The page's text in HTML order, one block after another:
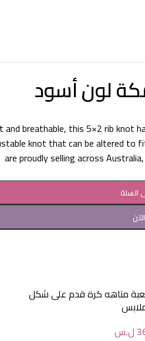
لون أسود
and breathable, this 5×2 rib knot
knot that can be altered to
are proudly selling across
السلة
متاهه كرة قدم على شكل
ل.س